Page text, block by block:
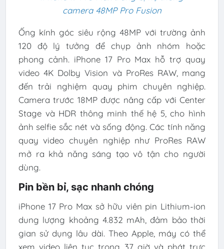
camera 48MP Pro Fusion
Ống kính góc siêu rộng 48MP với trường ảnh
120 độ lý tưởng để chụp ảnh nhóm hoặc
phong cảnh. iPhone 17 Pro Max hỗ trợ quay
video 4K Dolby Vision và ProRes RAW, mang
đến trải nghiệm quay phim chuyên nghiệp.
Camera trước 18MP được nâng cấp với Center
Stage và HDR thông minh thế hệ 5, cho hình
ảnh selfie sắc nét và sống động. Các tính năng
quay video chuyên nghiệp như ProRes RAW
mở ra khả năng sáng tạo vô tận cho người
dùng.
Pin bền bỉ, sạc nhanh chóng
iPhone 17 Pro Max sở hữu viên pin Lithium-ion
dung lượng khoảng 4.832 mAh, đảm bảo thời
gian sử dụng lâu dài. Theo Apple, máy có thể
xem video liên tục trong 37 giờ và phát trực